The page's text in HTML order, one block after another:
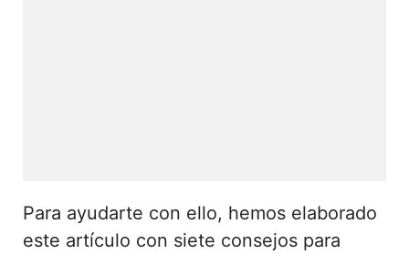
Para ayudarte con ello, hemos elaborado
este artículo con siete consejos para